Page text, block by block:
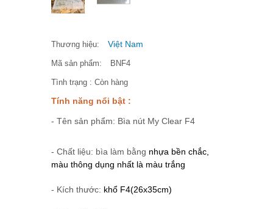
Thương hiệu: Việt Nam
Mã sản phẩm: BNF4
Tình trạng : Còn hàng
Tính năng nổi bật :
- Tên sản phẩm: Bìa nút My Clear F4
- Chất liệu: bìa làm bằng nhựa bền chắc,
màu thông dụng nhất là màu trắng
- Kích thước: khổ F4(26x35cm)